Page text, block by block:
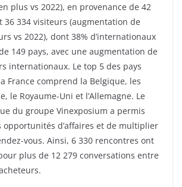
plus vs 2022), en provenance de 42
36 334 visiteurs (augmentation de
vs 2022), dont 38% d’internationaux
149 pays, avec une augmentation de
internationaux. Le top 5 des pays
France comprend la Belgique, les
le Royaume-Uni et l’Allemagne. Le
du groupe Vinexposium a permis
opportunités d’affaires et de multiplier
vous. Ainsi, 6 330 rencontres ont
plus de 12 279 conversations entre